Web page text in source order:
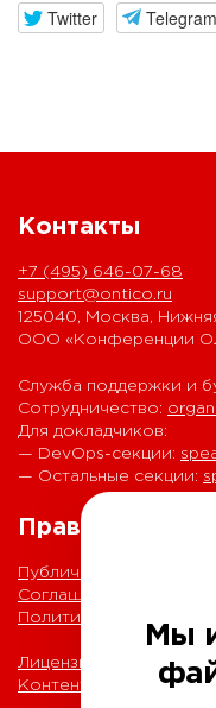
Twitter Telegram
Контакты
+7 (495) 646-07-68
support@ontico.ru
125040, Москва, Нижняя
ООО «Конференции
Служба поддержки и
Сотрудничество:
Для докладчиков:
— DevOps-секции:
— Остальные секции:
Правовая
Публичная оферта
Соглашение на
Политика обработки
Лицензионный
Контентная политика
Мы